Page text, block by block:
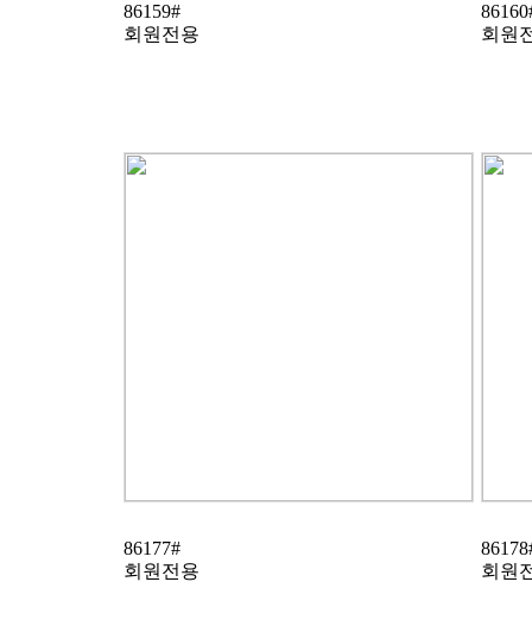
86159#
회원전용
회원
86177#
회원전용
회원